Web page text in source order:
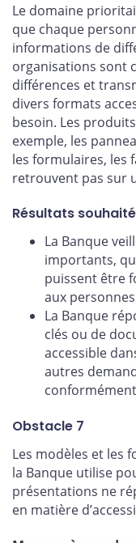
Le domaine
que chaque
informations de
organisations sont
différences et
divers formats
besoin. Les
exemple, les
les formulaires, les
retrouvent pas sur
Résultats
La Banque
importants,
puissent être
aux
La Banque
clés ou de
accessible
autres
Obstacle 7
Les modèles et les
la Banque utilise
présentations ne
en matière